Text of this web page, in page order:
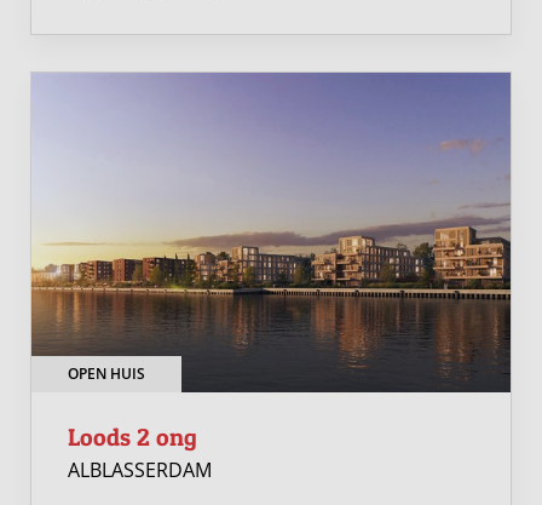
OPEN HUIS
Loods 2 ong
ALBLASSERDAM